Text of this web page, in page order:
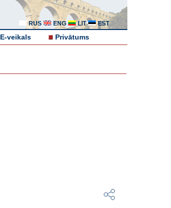
RUS ENG LIT EST
E-veikals Privātums